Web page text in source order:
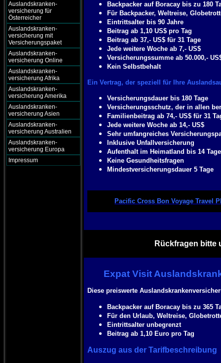
Auslandskranken-
versicherung für
Österreicher
Auslandskranken-
versicherung mit
Versicherungspaket
Auslandskranken-
versicherung Online
Auslandskranken-
versicherung Afrika
Auslandskranken-
versicherung Amerika
Auslandskranken-
versicherung Asien
Auslandskranken-
versicherung Australien
Auslandskranken-
versicherung Europa
Impressum
Backpacker auf Boracay bis zu 180
Für Backpacker, Weltreise,
Eintrittsalter bis 90 Jahre
Beitrag ab 1,10 US$ pro Tag
Beitrag ab 37,- US$ für 31 Tage
Jede weitere Woche ab 7,- US$
Versicherungssumme ab 50.000,-
Kein Selbstbehalt
Ein Vertrag, der speziell für Ihre
Versicherungsdauer bis 180 Tage
Versicherungsschutz, der in allen
Familienbeitrag ab 74,- US$ für 31
Jede weitere Woche ab 14,- US$
Sehr umfangreiches
Inklusive Unfallversicherung
Aufenthalt im Heimatland bis 14
Keine Gesundheitsfragen
Mindestversicherungsdauer 5 Tage
Pacific Cross Bon Voyage Travel
Rückfragen bitte
Expat Visit
Diese preiswerte
Backpacker auf Boracay bis zu 365
Für den Urlaub, Weltreise,
Eintrittsalter unbegrenzt
Beitrag ab 1,10 Euro pro Tag
Auszug aus der Tarifbeschreibung